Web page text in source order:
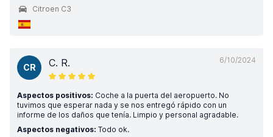
Citroen C3
6/10/2024
CR C. R.
Aspectos positivos: Coche a la puerta del aeropuerto. No
tuvimos que esperar nada y se nos entregó rápido con un
informe de los daños que tenía. Limpio y personal agradable.
Aspectos negativos: Todo ok.